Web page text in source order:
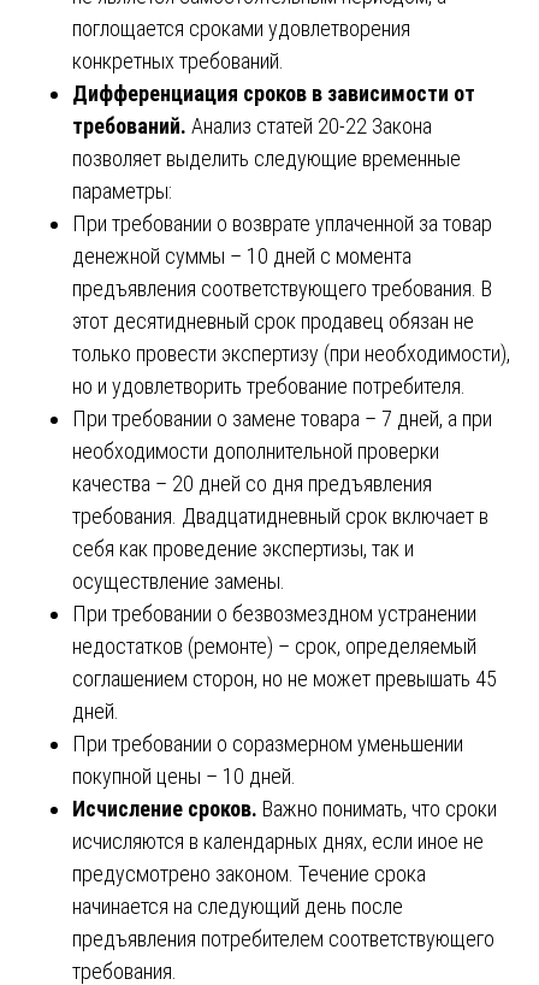
поглощается сроками удовлетворения
конкретных требований.
Дифференциация сроков в зависимости от
требований. Анализ статей 20-22 Закона
позволяет выделить следующие временные
параметры:
При требовании о возврате уплаченной за товар
денежной суммы – 10 дней с момента
предъявления соответствующего требования. В
этот десятидневный срок продавец обязан не
только провести экспертизу (при необходимости),
но и удовлетворить требование потребителя.
При требовании о замене товара – 7 дней, а при
необходимости дополнительной проверки
качества – 20 дней со дня предъявления
требования. Двадцатидневный срок включает в
себя как проведение экспертизы, так и
осуществление замены.
При требовании о безвозмездном устранении
недостатков (ремонте) – срок, определяемый
соглашением сторон, но не может превышать 45
дней.
При требовании о соразмерном уменьшении
покупной цены – 10 дней.
Исчисление сроков. Важно понимать, что сроки
исчисляются в календарных днях, если иное не
предусмотрено законом. Течение срока
начинается на следующий день после
предъявления потребителем соответствующего
требования.